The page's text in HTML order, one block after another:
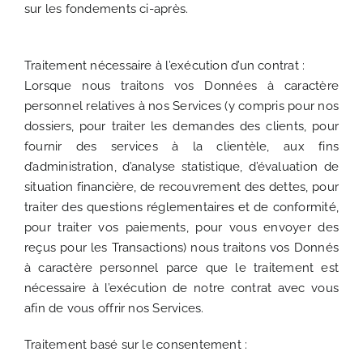
sur les fondements ci-après.
Traitement nécessaire à l’exécution d’un contrat :
Lorsque nous traitons vos Données à caractère
personnel relatives à nos Services (y compris pour nos
dossiers, pour traiter les demandes des clients, pour
fournir des services à la clientèle, aux fins
d’administration, d’analyse statistique, d’évaluation de
situation financière, de recouvrement des dettes, pour
traiter des questions réglementaires et de conformité,
pour traiter vos paiements, pour vous envoyer des
reçus pour les Transactions) nous traitons vos Donnés
à caractère personnel parce que le traitement est
nécessaire à l’exécution de notre contrat avec vous
afin de vous offrir nos Services.
Traitement basé sur le consentement :